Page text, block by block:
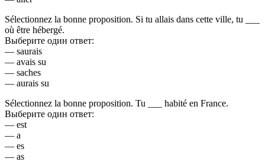
Sélectionnez la bonne proposition. Si tu allais dans cette ville, tu ___
où être hébergé.
Выберите один ответ:
— saurais
— avais su
— saches
— aurais su
Sélectionnez la bonne proposition. Tu ___ habité en France.
Выберите один ответ:
— est
— a
— es
— as